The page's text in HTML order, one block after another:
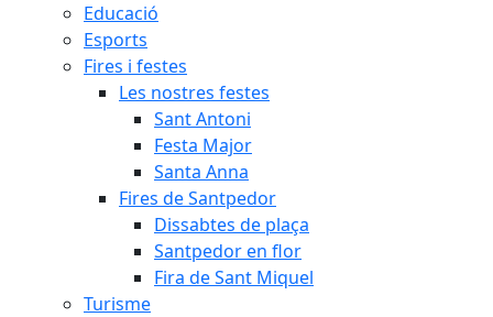
Educació
Esports
Fires i festes
Les nostres festes
Sant Antoni
Festa Major
Santa Anna
Fires de Santpedor
Dissabtes de plaça
Santpedor en flor
Fira de Sant Miquel
Turisme